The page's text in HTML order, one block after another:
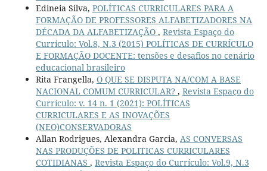
Edineia Silva, POLÍTICAS CURRICULARES PARA A
FORMAÇÃO DE PROFESSORES ALFABETIZADORES NA
DÉCADA DA ALFABETIZAÇÃO , Revista Espaço do
Currículo: Vol.8, N.3 (2015) POLÍTICAS DE CURRÍCULO
E FORMAÇÃO DOCENTE: tensões e desafios no cenário
educacional brasileiro
Rita Frangella, O QUE SE DISPUTA NA/COM A BASE
NACIONAL COMUM CURRICULAR? , Revista Espaço do
Currículo: v. 14 n. 1 (2021): POLÍTICAS
CURRICULARES E AS INOVAÇÕES
(NEO)CONSERVADORAS
Allan Rodrigues, Alexandra Garcia, AS CONVERSAS
NAS PRODUÇÕES DE POLITICAS CURRICULARES
COTIDIANAS , Revista Espaço do Currículo: Vol.9, N.3